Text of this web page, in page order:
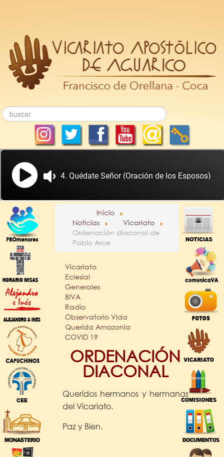
Inicio
Noticias
Vicariato
Ordenación diaconal de
Pablo Arce
Vicariato
Eclesial
Generales
BIVA
Radio
Observatorio Vida
Querida Amazonia
COVID 19
ORDENACIÓN
DIACONAL
Queridos hermanos y hermanas
del Vicariato.
Paz y Bien.